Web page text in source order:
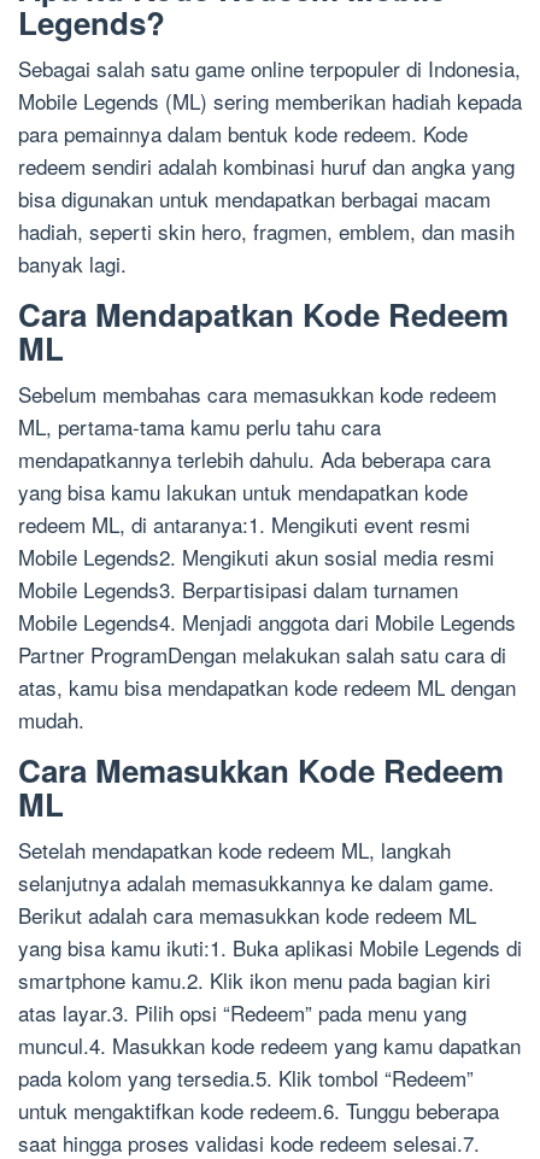
Legends?
Sebagai salah satu game online terpopuler di Indonesia,
Mobile Legends (ML) sering memberikan hadiah kepada
para pemainnya dalam bentuk kode redeem. Kode
redeem sendiri adalah kombinasi huruf dan angka yang
bisa digunakan untuk mendapatkan berbagai macam
hadiah, seperti skin hero, fragmen, emblem, dan masih
banyak lagi.
Cara Mendapatkan Kode Redeem
ML
Sebelum membahas cara memasukkan kode redeem
ML, pertama-tama kamu perlu tahu cara
mendapatkannya terlebih dahulu. Ada beberapa cara
yang bisa kamu lakukan untuk mendapatkan kode
redeem ML, di antaranya:1. Mengikuti event resmi
Mobile Legends2. Mengikuti akun sosial media resmi
Mobile Legends3. Berpartisipasi dalam turnamen
Mobile Legends4. Menjadi anggota dari Mobile Legends
Partner ProgramDengan melakukan salah satu cara di
atas, kamu bisa mendapatkan kode redeem ML dengan
mudah.
Cara Memasukkan Kode Redeem
ML
Setelah mendapatkan kode redeem ML, langkah
selanjutnya adalah memasukkannya ke dalam game.
Berikut adalah cara memasukkan kode redeem ML
yang bisa kamu ikuti:1. Buka aplikasi Mobile Legends di
smartphone kamu.2. Klik ikon menu pada bagian kiri
atas layar.3. Pilih opsi “Redeem” pada menu yang
muncul.4. Masukkan kode redeem yang kamu dapatkan
pada kolom yang tersedia.5. Klik tombol “Redeem”
untuk mengaktifkan kode redeem.6. Tunggu beberapa
saat hingga proses validasi kode redeem selesai.7.